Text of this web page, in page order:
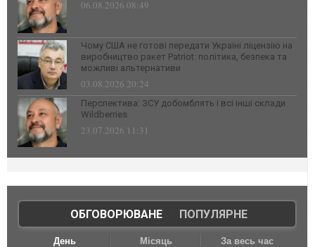
06.08.2026 08:49
Чому США не готові передати Україні ліцензію на
виробництво ракет Patriot: політика, безпека та
можливі альтернативи
03.08.2026 20:24
Перспектива: ЗСУ добомблять і всі інші склади
Wildberries
23.07.2026 11:31
ОБГОВОРЮВАНЕ| ПОПУЛЯРНЕ
День Місяць За весь час